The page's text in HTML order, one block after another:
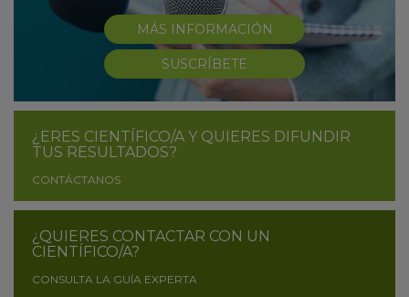
MÁS INFORMACIÓN
SUSCRÍBETE
¿ERES CIENTÍFICO/A Y QUIERES DIFUNDIR
TUS RESULTADOS?
CONTÁCTANOS
¿QUIERES CONTACTAR CON UN
CIENTÍFICO/A?
CONSULTA LA GUÍA EXPERTA